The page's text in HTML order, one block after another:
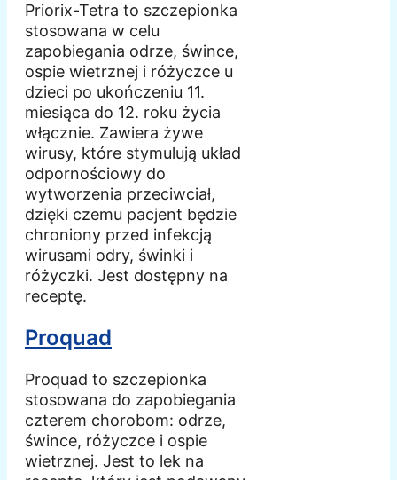
Priorix-Tetra to szczepionka
stosowana w celu
zapobiegania odrze, śwince,
ospie wietrznej i różyczce u
dzieci po ukończeniu 11.
miesiąca do 12. roku życia
włącznie. Zawiera żywe
wirusy, które stymulują układ
odpornościowy do
wytworzenia przeciwciał,
dzięki czemu pacjent będzie
chroniony przed infekcją
wirusami odry, świnki i
różyczki. Jest dostępny na
receptę.
Proquad
Proquad to szczepionka
stosowana do zapobiegania
czterem chorobom: odrze,
śwince, różyczce i ospie
wietrznej. Jest to lek na